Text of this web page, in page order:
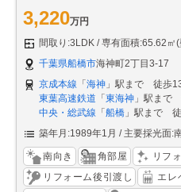
3,220万円
間取り:3LDK
専有面積:65.62㎡
千葉県船橋市海神町2丁目3-17
京成本線 「 海神 」駅まで 徒歩
東葉高速鉄道 「 東海神 」駅まで
中央・総武線 「 船橋 」駅まで
築年月:1989年1月
主要採光面:
南向き 角部屋
リフ
リフォーム後引渡し
エレ